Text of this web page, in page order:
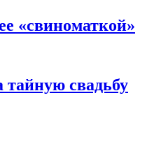
«свиноматкой»
свадьбу